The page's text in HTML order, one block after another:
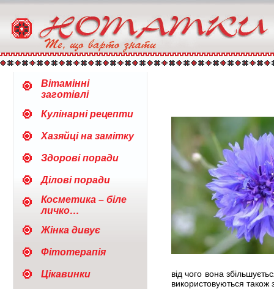
Вітамінні
заготівлі
Кулінарні рецепти
Хазяйці на замітку
Здорові поради
Ділові поради
Косметика – біле
личко…
Жінка дивує
Фітотерапія
Цікавинки
від чого вона
використовуються також